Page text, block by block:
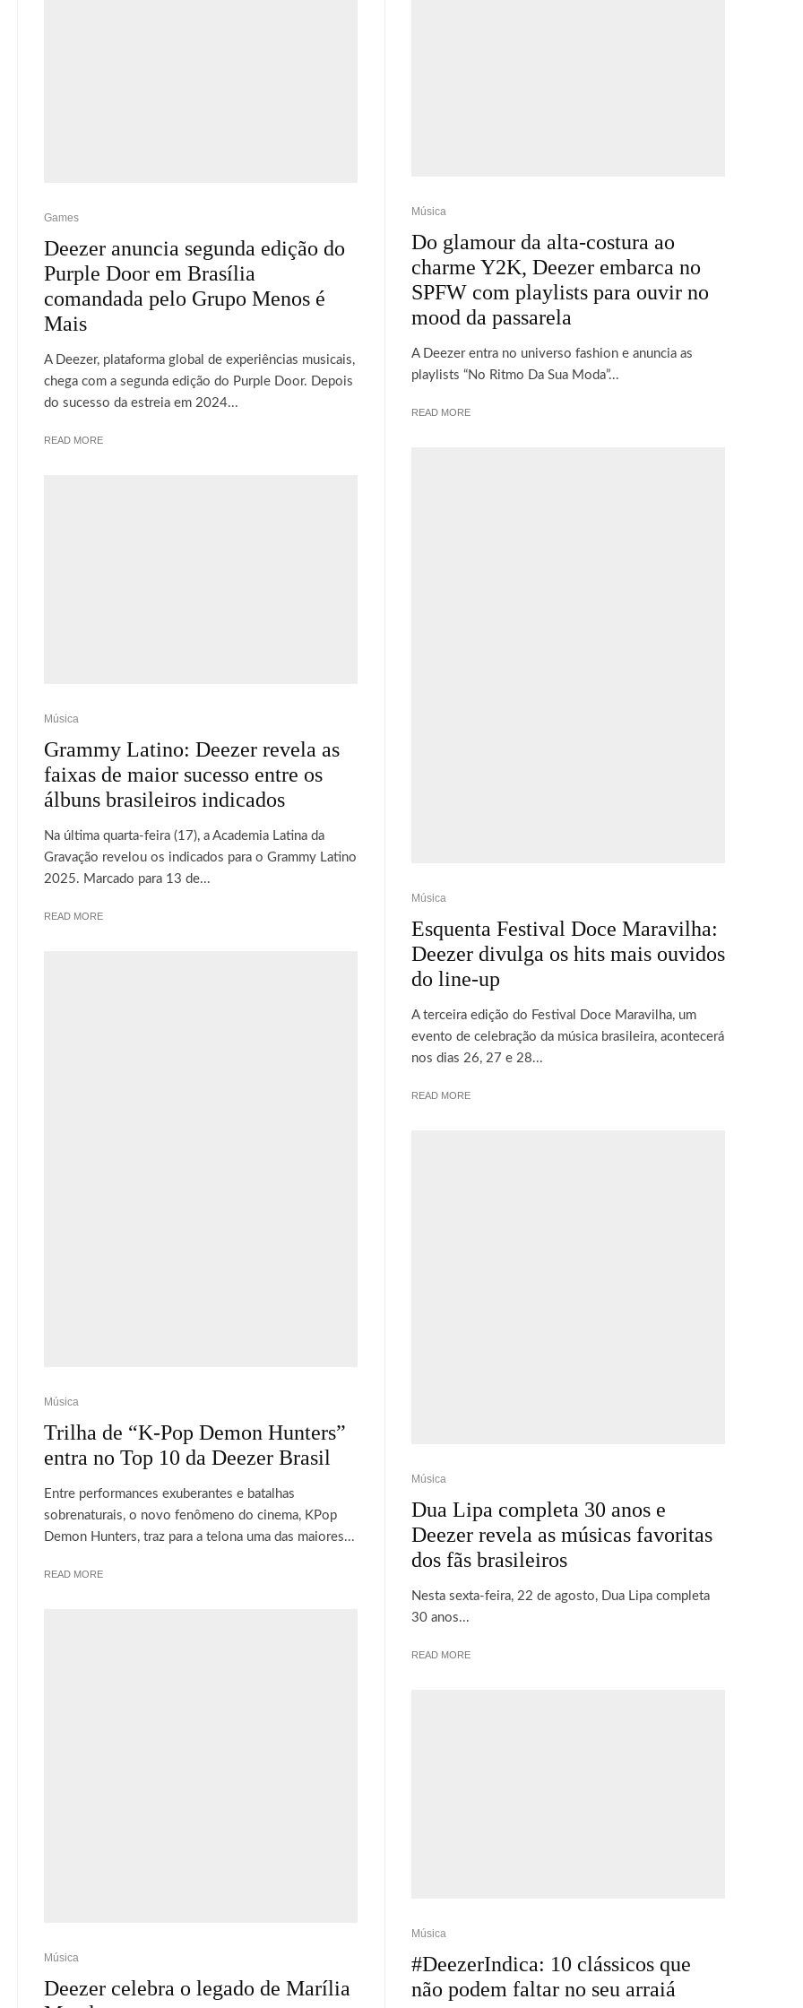
Games
Deezer anuncia segunda edição do
Purple Door em Brasília
comandada pelo Grupo Menos é
Mais
A Deezer, plataforma global de experiências musicais,
chega com a segunda edição do Purple Door. Depois
do sucesso da estreia em 2024...
READ MORE
Música
Grammy Latino: Deezer revela as
faixas de maior sucesso entre os
álbuns brasileiros indicados
Na última quarta-feira (17), a Academia Latina da
Gravação revelou os indicados para o Grammy Latino
2025. Marcado para 13 de...
READ MORE
Música
Trilha de “K-Pop Demon Hunters”
entra no Top 10 da Deezer Brasil
Entre performances exuberantes e batalhas
sobrenaturais, o novo fenômeno do cinema, KPop
Demon Hunters, traz para a telona uma das maiores...
READ MORE
Música
Deezer celebra o legado de Marília
Música
Do glamour da alta-costura ao
charme Y2K, Deezer embarca no
SPFW com playlists para ouvir no
mood da passarela
A Deezer entra no universo fashion e anuncia as
playlists “No Ritmo Da Sua Moda”...
READ MORE
Música
Esquenta Festival Doce Maravilha:
Deezer divulga os hits mais ouvidos
do line-up
A terceira edição do Festival Doce Maravilha, um
evento de celebração da música brasileira, acontecerá
nos dias 26, 27 e 28...
READ MORE
Música
Dua Lipa completa 30 anos e
Deezer revela as músicas favoritas
dos fãs brasileiros
Nesta sexta-feira, 22 de agosto, Dua Lipa completa
30 anos...
READ MORE
Música
#DeezerIndica: 10 clássicos que
não podem faltar no seu arraiá